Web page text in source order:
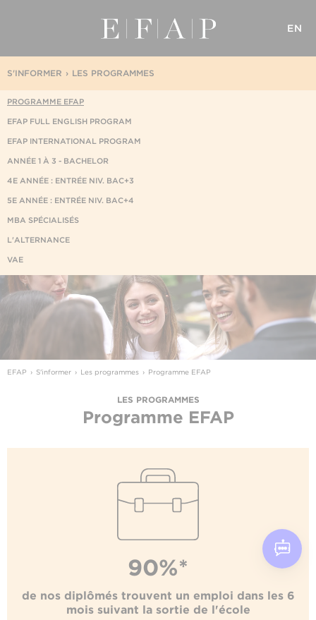
EN
LES PROGRAMMES
S'INFORMER
PROGRAMME EFAP
EFAP FULL ENGLISH PROGRAM
EFAP INTERNATIONAL PROGRAM
ANNÉE 1 À 3 - BACHELOR
4E ANNÉE : ENTRÉE NIV. BAC+3
5E ANNÉE : ENTRÉE NIV. BAC+4
MBA SPÉCIALISÉS
L'ALTERNANCE
VAE
EFAP S'informer Les programmes Programme EFAP
LES PROGRAMMES
Programme EFAP
90%*
de nos diplômés trouvent un emploi dans les 6
mois suivant la sortie de l'école